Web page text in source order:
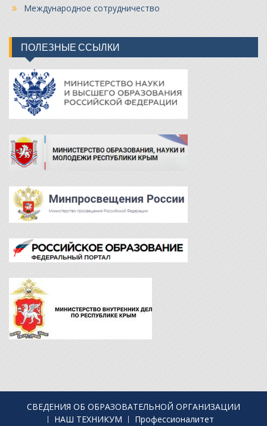
Международное сотрудничество
ПОЛЕЗНЫЕ ССЫЛКИ
СВЕДЕНИЯ ОБ ОБРАЗОВАТЕЛЬНОЙ ОРГАНИЗАЦИИ
НАШ ТЕХНИКУМ
Профессионалитет